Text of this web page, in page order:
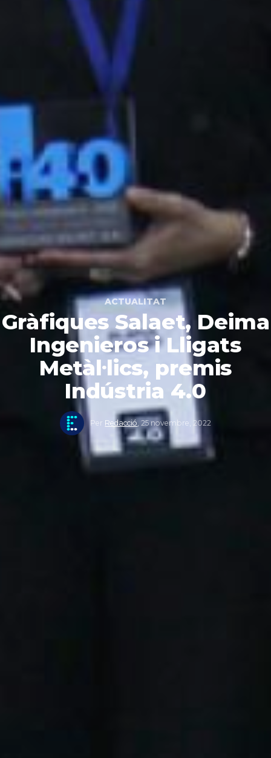
ACTUALITAT
Gràfiques Salaet, Deima
Ingenieros i Lligats
Metàl·lics, premis
Indústria 4.0
Per Redacció ,25 novembre, 2022